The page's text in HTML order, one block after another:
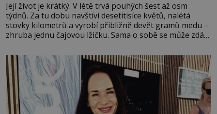
Její život je krátký. V létě trvá pouhých šest až osm
týdnů. Za tu dobu navštíví desetitisíce květů, nalétá
stovky kilometrů a vyrobí přibližně devět gramů medu –
zhruba jednu čajovou lžičku. Sama o sobě se může zdát
tisíc příslušnic svého včelstva, vznikne jeden z
nejdokonalejších organismů